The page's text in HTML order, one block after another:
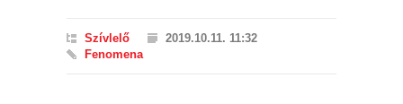
Szívlelő
2019.10.11. 11:32
Fenomena